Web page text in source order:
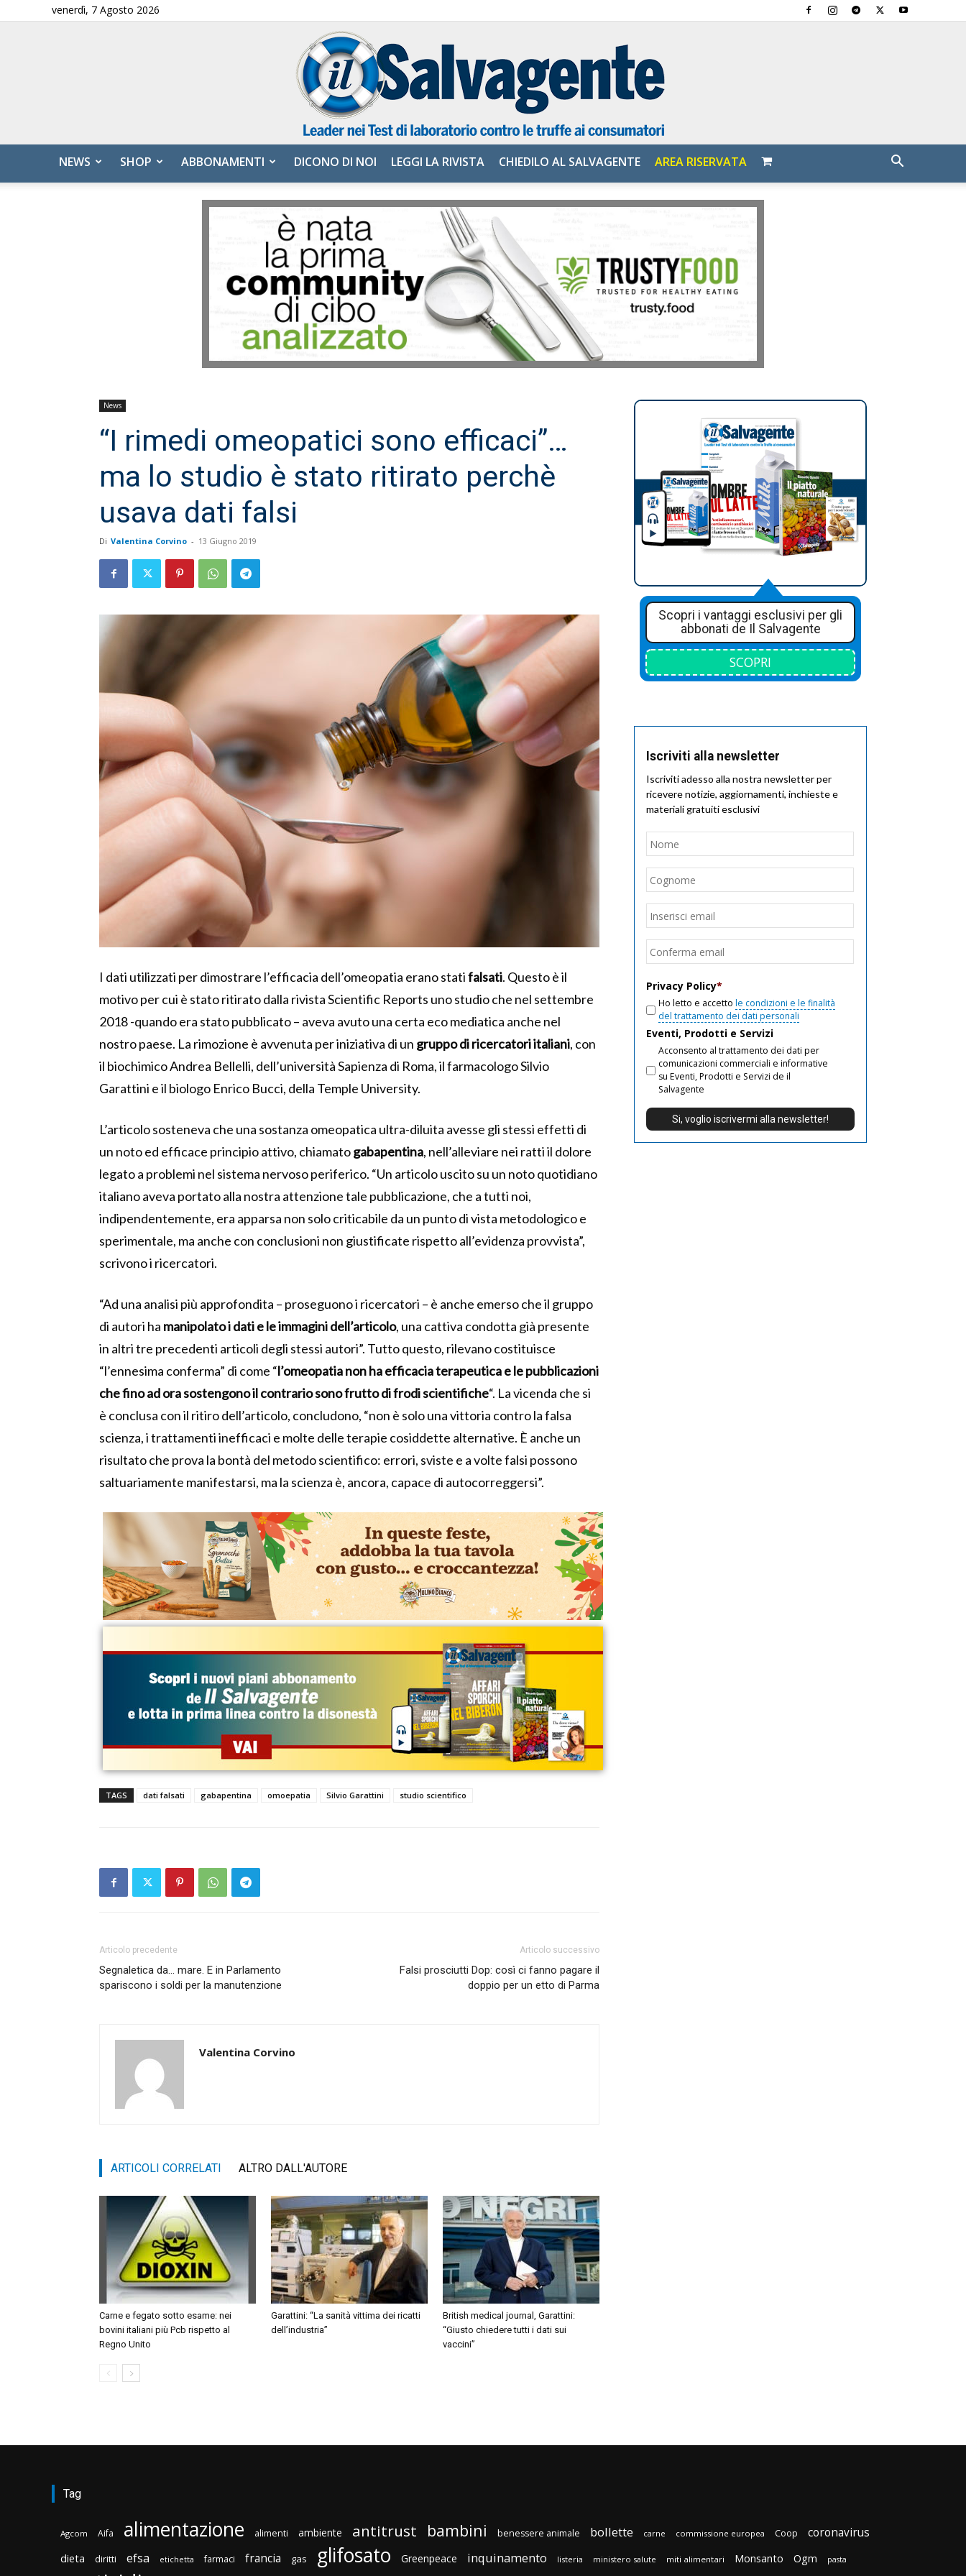
venerdì, 7 Agosto 2026
Salvagente
NEWS SHOP ABBONAMENTI DICONO DI NOI LEGGI LA RIVISTA CHIEDILO AL SALVAGENTE AREA RISERVATA
News
“I rimedi omeopatici sono efficaci”…
ma lo studio è stato ritirato perchè
usava dati falsi
Di Valentina Corvino - 13 Giugno 2019
I dati utilizzati per dimostrare l’efficacia dell’omeopatia erano statifalsati. Questo è il
motivo per cui è stato ritirato dalla rivista Scientific Reports uno studio che nel settembre
2018 -quando era stato pubblicato – aveva avuto una certa eco mediatica anche nel
nostro paese. La rimozione è avvenuta per iniziativa di un gruppo di ricercatori italiani, con
il biochimico Andrea Bellelli, dell’università Sapienza di Roma, il farmacologo Silvio
Garattini e il biologo Enrico Bucci, della Temple University.
L’articolo sosteneva che una sostanza omeopatica ultra-diluita avesse gli stessi effetti di
un noto ed efficace principio attivo, chiamatogabapentina, nell’alleviare nei ratti il dolore
legato a problemi nel sistema nervoso periferico. “Un articolo uscito su un noto quotidiano
italiano aveva portato alla nostra attenzione tale pubblicazione, che a tutti noi,
indipendentemente, era apparsa non solo criticabile da un punto di vista metodologico e
sperimentale, ma anche con conclusioni non giustificate rispetto all’evidenza provvista”,
scrivono i ricercatori.
“Ad una analisi più approfondita – proseguono i ricercatori – è anche emerso che il gruppo
di autori ha manipolato i dati e le immagini dell’articolo, una cattiva condotta già presente
in altri tre precedenti articoli degli stessi autori”. Tutto questo, rilevano costituisce
“l’ennesima conferma” di come “l’omeopatia non ha efficacia terapeutica e le pubblicazioni
che fino ad ora sostengono il contrario sono frutto di frodi scientifiche“. La vicenda che si
è conclusa con il ritiro dell’articolo, concludono, “non è solo una vittoria contro la falsa
scienza, i trattamenti inefficaci e molte delle terapie cosiddette alternative. È anche un
risultato che prova la bontà del metodo scientifico: errori, sviste e a volte falsi possono
saltuariamente manifestarsi, ma la scienza è, ancora, capace di autocorreggersi”.
TAGS dati falsati gabapentina omoepatia Silvio Garattini studio scientifico
Articolo precedente
Segnaletica da… mare. E in Parlamento
spariscono i soldi per la manutenzione
Articolo successivo
Falsi prosciutti Dop: così ci fanno pagare il
doppio per un etto di Parma
Valentina Corvino
ARTICOLI CORRELATI ALTRO DALL'AUTORE
Carne e fegato sotto esame: nei
bovini italiani più Pcb rispetto al
Regno Unito
Garattini: “La sanità vittima dei ricatti
dell’industria”
British medical journal, Garattini:
“Giusto chiedere tutti i dati sui
vaccini”
Scopri i vantaggi esclusivi per gli
abbonati de Il Salvagente
SCOPRI
Iscriviti alla newsletter
Iscriviti adesso alla nostra newsletter per
ricevere notizie, aggiornamenti, inchieste e
materiali gratuiti esclusivi
Nome
Email
Privacy Policy*
Ho letto e accetto le condizioni e le finalità
del trattamento dei dati personali
Eventi, Prodotti e Servizi
Acconsento al trattamento dei dati per
comunicazioni commerciali e informative
su Eventi, Prodotti e Servizi de il
Salvagente
Tag
Agcom Aifa alimentazione alimenti ambiente antitrust bambini benessere animale bollette carne commissione europea Coop coronavirus
dieta diritti efsa etichetta farmaci francia gas glifosato Greenpeace inquinamento listeria ministero salute miti alimentari Monsanto Ogm pasta